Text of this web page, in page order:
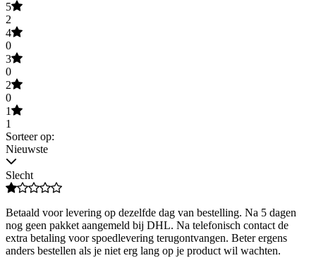
5
2
4
0
3
0
2
0
1
1
Sorteer op:
Nieuwste
Slecht
Betaald voor levering op dezelfde dag van bestelling. Na 5 dagen
nog geen pakket aangemeld bij DHL. Na telefonisch contact de
extra betaling voor spoedlevering terugontvangen. Beter ergens
anders bestellen als je niet erg lang op je product wil wachten.